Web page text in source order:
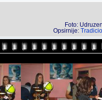
Foto:
Opsirnije: